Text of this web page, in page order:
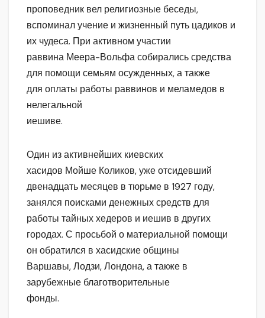
проповедник вел религиозные беседы,
вспоминал учение и жизненный путь цадиков и
их чудеса. При активном участии
раввина Меера-Вольфа собирались средства
для помощи семьям осужденных, а также
для оплаты работы раввинов и меламедов в
нелегальной
иешиве.
Один из активнейших киевских
хасидов Мойше Коликов, уже отсидевший
двенадцать месяцев в тюрьме в 1927 году,
занялся поисками денежных средств для
работы тайных хедеров и иешив в других
городах. С просьбой о материальной помощи
он обратился в хасидские общины
Варшавы, Лодзи, Лондона, а также в
зарубежные благотворительные
фонды.